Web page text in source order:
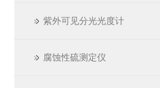
紫外可见分光光度计
腐蚀性硫测定仪